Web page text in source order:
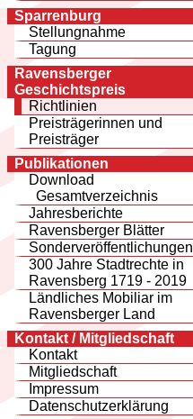
Sparrenburg
Stellungnahme
Tagung
Ravensberger
Geschichtspreis
Richtlinien
Preisträgerinnen und
Preisträger
Publikationen
Download
Gesamtverzeichnis
Jahresberichte
Ravensberger Blätter
Sonderveröffentlichungen
300 Jahre Stadtrechte in
Ravensberg 1719 - 2019
Ländliches Mobiliar im
Ravensberger Land
Kontakt / Mitgliedschaft
Kontakt
Mitgliedschaft
Impressum
Datenschutzerklärung